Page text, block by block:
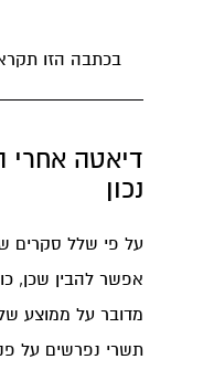
בכתבה הזו תקראו על:
דיאטה אחרי
על פי שלל סקרים
אפשר להבין שכן, כולו
תשרי נפרשים על פני